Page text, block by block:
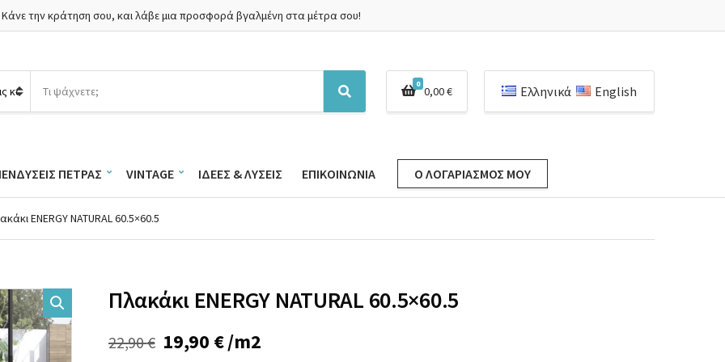
Κάνε την κράτηση σου, και λάβε μια προσφορά βγαλμένη στα μέτρα σου!
α
η
π
ρ
ό
ν
τ
ω
ν
Α
ν
τ
η
0
0,00€ Ελληνικά English
ΠΈΤΡΑΣ VINTAGE ΙΔΈΕΣ & ΛΎΣΕΙΣ ΕΠΙΚΟΙΝΩΝΊΑ Ο ΛΟΓΑΡΙΑΣΜΌΣ ΜΟΥ
ENERGY NATURAL 60.5×60.5
Πλακάκι ENERGY NATURAL 60.5×60.5
22,90€ Original
19,90 €Η/m2